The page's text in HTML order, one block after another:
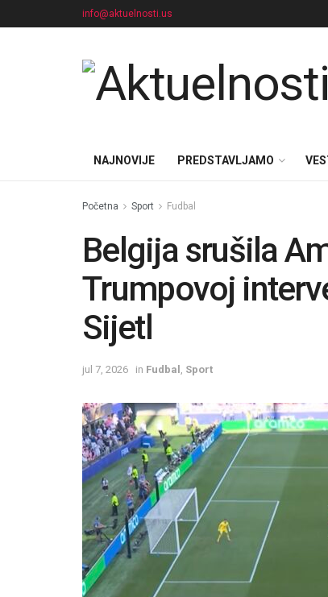
info@aktuelnosti.us
NAJNOVIJE PREDSTAVLJAMO
Početna Sport Fudbal
Belgija srušila
Trumpovoj
Sijetl
jul 7, 2026 in Fudbal Sport